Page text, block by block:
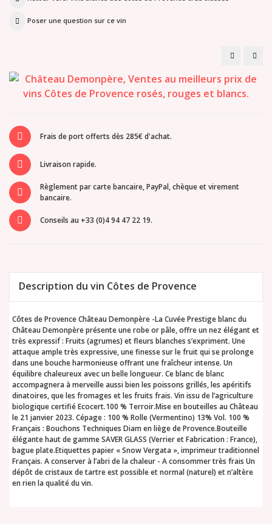
Poser une question sur ce vin
Château
Cuvée
Jour
J
Blanc
Frais de port offerts dès 285€ d'achat.
Livraison rapide.
Règlement par carte bancaire, PayPal, chèque et virement
bancaire.
Conseils au +33 (0)4 94 47 22 19.
Description du vin Côtes de Provence
Côtes de Provence Château Demonpère -La Cuvée Prestige blanc du
Château Demonpère présente une robe or pâle, offre un nez élégant et
très expressif : Fruits (agrumes) et fleurs blanches s’expriment. Une
attaque ample très expressive, une finesse sur le fruit qui se prolonge
dans une bouche harmonieuse offrant une fraîcheur intense. Un
équilibre chaleureux avec un belle longueur. Ce blanc de blanc
accompagnera à merveille aussi bien les poissons grillés, les apéritifs
dinatoires, que les fromages et les fruits frais. Vin issu de l’agriculture
biologique certifié Ecocert.100 % Terroir.Mise en bouteilles au Château
le 21 janvier 2023. Cépage : 100 % Rolle (Vermentino) 13% Vol. 100 %
Français : Bouchons Techniques Diam en liège de Provence.Bouteille
élégante haut de gamme SAVER GLASS (Verrier et Fabrication : France),
bague plate.Etiquettes papier « Snow Vergata », imprimeur traditionnel
Français. A conserver à l’abri de la chaleur - A consommer très frais Un
dépôt de cristaux de tartre est possible et normal (naturel) et n’altère
en rien la qualité du vin.